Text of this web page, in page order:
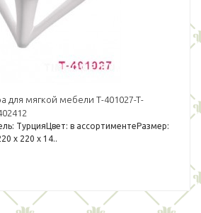
для мягкой мебели T-401027-T-
ТурцияЦвет: в ассортиментеРазмер:
х 220 х 14..